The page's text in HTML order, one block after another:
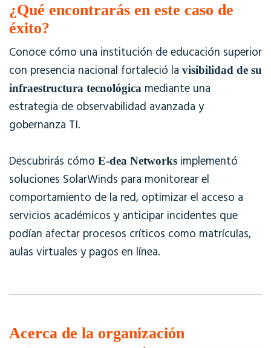
¿Qué encontrarás en este caso de
éxito?
Conoce cómo una institución de educación superior
con presencia nacional fortaleció la visibilidad de su
infraestructura tecnológica mediante una
estrategia de observabilidad avanzada y
gobernanza TI.
Descubrirás cómo E-dea Networks implementó
soluciones SolarWinds para monitorear el
comportamiento de la red, optimizar el acceso a
servicios académicos y anticipar incidentes que
podían afectar procesos críticos como matrículas,
aulas virtuales y pagos en línea.
Acerca de la organización